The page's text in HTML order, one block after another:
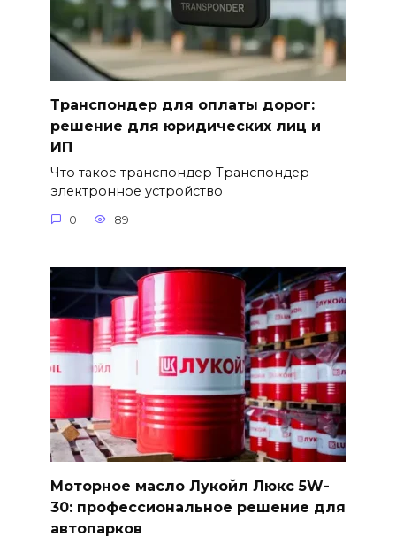
Транспондер для оплаты дорог:
решение для юридических лиц и
ИП
Что такое транспондер Транспондер —
электронное устройство
0 89
Моторное масло Лукойл Люкс 5W-
30: профессиональное решение для
автопарков